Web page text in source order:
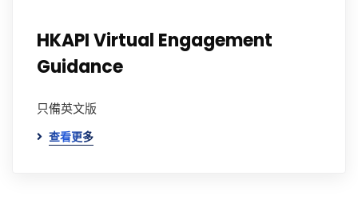
HKAPI Virtual Engagement
Guidance
只備英文版
查看更多